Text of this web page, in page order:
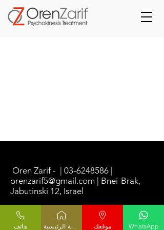
Oren Zarif - | 03-6248586
orenzarif5@gmail.com | Bnei-Brak,
Jabutinski 12, Israel
هاتف موقعك WhatsApp